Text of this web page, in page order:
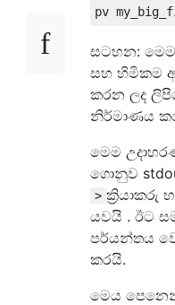
සටහන:
සහ හිමිකම
කරන ලද
නිර්මාණය
මෙම
ගොනුව
> ක්‍රියාකරු
යවයි . ඊට
පර්යන්තය
කරයි.
මෙය